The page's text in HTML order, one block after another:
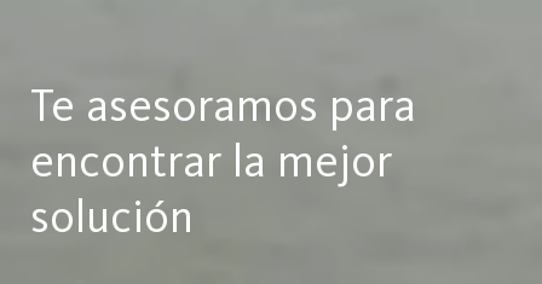
Te asesoramos para
encontrar la mejor
solución